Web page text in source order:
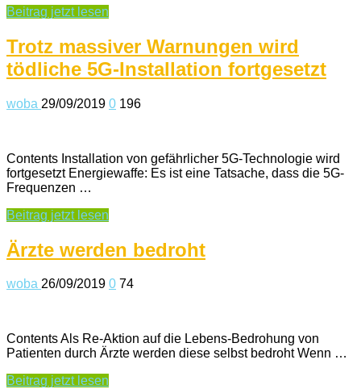
Beitrag jetzt lesen
Trotz massiver Warnungen wird
tödliche 5G-Installation fortgesetzt
woba 29/09/2019 0 196
Contents Installation von gefährlicher 5G-Technologie wird
fortgesetzt Energiewaffe: Es ist eine Tatsache, dass die 5G-
Frequenzen …
Beitrag jetzt lesen
Ärzte werden bedroht
woba 26/09/2019 0 74
Contents Als Re-Aktion auf die Lebens-Bedrohung von
Patienten durch Ärzte werden diese selbst bedroht Wenn …
Beitrag jetzt lesen